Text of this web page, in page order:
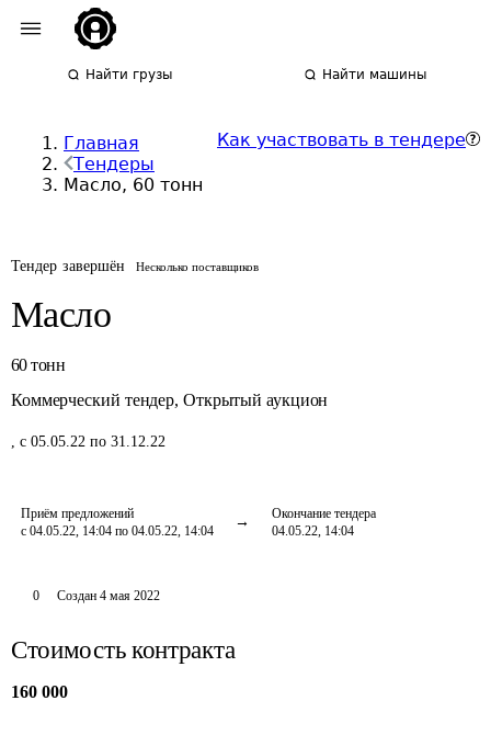
Найти грузы Найти машины
Главная
Тендеры
Масло, 60 тонн
Как участвовать в тендере
Тендер завершён Несколько поставщиков
Масло
60 тонн
Коммерческий тендер, Открытый аукцион
, с 05.05.22 по 31.12.22
Приём предложений
с 04.05.22, 14:04 по 04.05.22, 14:04
Окончание тендера
04.05.22, 14:04
0 Создан 4 мая 2022
Стоимость контракта
160 000